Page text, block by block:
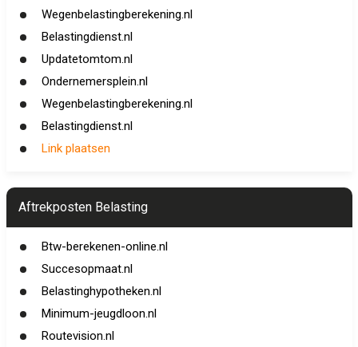
Wegenbelastingberekening.nl
Belastingdienst.nl
Updatetomtom.nl
Ondernemersplein.nl
Wegenbelastingberekening.nl
Belastingdienst.nl
Link plaatsen
Aftrekposten Belasting
Btw-berekenen-online.nl
Succesopmaat.nl
Belastinghypotheken.nl
Minimum-jeugdloon.nl
Routevision.nl